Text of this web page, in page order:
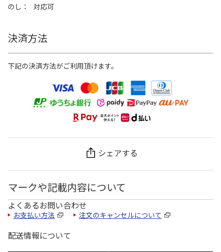
のし
対応可
決済方法
下記の決済方法がご利用頂けます。
シェアする
マークや記載内容について
よくあるお問い合わせ
お支払い方法 注文のキャンセルについて
配送情報について